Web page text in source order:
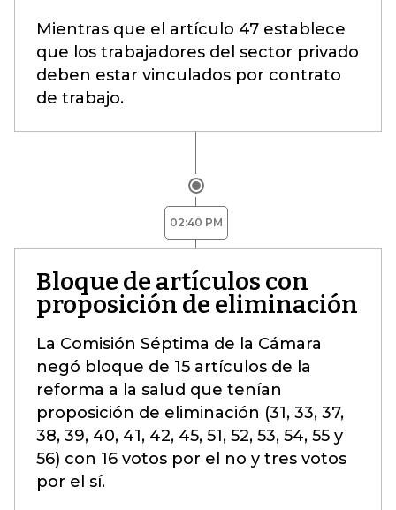
Mientras que el artículo 47 establece
que los trabajadores del sector privado
deben estar vinculados por contrato
de trabajo.
02:40 PM
Bloque de artículos con
proposición de eliminación
La Comisión Séptima de la Cámara
negó bloque de 15 artículos de la
reforma a la salud que tenían
proposición de eliminación (31, 33, 37,
38, 39, 40, 41, 42, 45, 51, 52, 53, 54, 55 y
56) con 16 votos por el no y tres votos
por el sí.